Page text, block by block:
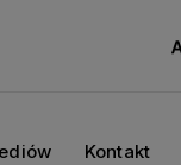
Kontakt